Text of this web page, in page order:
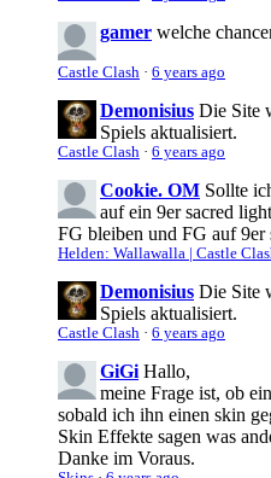
gamer welche
Castle Clash · 6 years ago
Demonisius Die Site
Spiels aktualisiert.
Castle Clash · 6 years ago
Cookie. OM Sollte
auf ein 9er sacred
FG bleiben und FG auf 9er
Helden: Wallawalla | Castle
Demonisius Die Site
Spiels aktualisiert.
Castle Clash · 6 years ago
GiGi Hallo,
meine Frage ist, ob
sobald ich ihn einen skin
Skin Effekte sagen was
Danke im Voraus.